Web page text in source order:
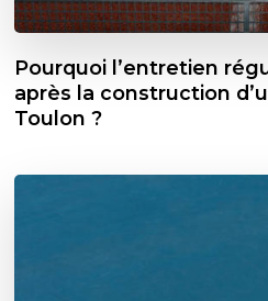
Pourquoi l’entretien
après la construction
Toulon ?